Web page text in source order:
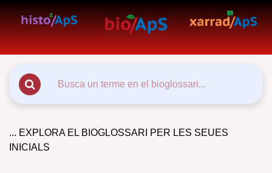
... EXPLORA EL BIOGLOSSARI PER LES SEUES
INICIALS